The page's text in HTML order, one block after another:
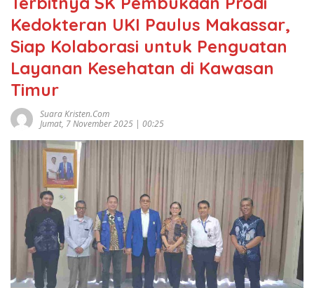
Kedokteran UKI Paulus Makassar,
Siap Kolaborasi untuk Penguatan
Layanan Kesehatan di Kawasan
Timur
Suara Kristen.com
Jumat, 7 November 2025 | 00:25